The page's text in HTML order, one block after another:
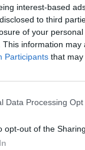
interest-based
to third
of your
This information
Participants that may
Data Processing
opt-out of the
μπορούν να
Κυριάκος
διακοπές των εορτών. «Καλή αρχή με
επιλέγει